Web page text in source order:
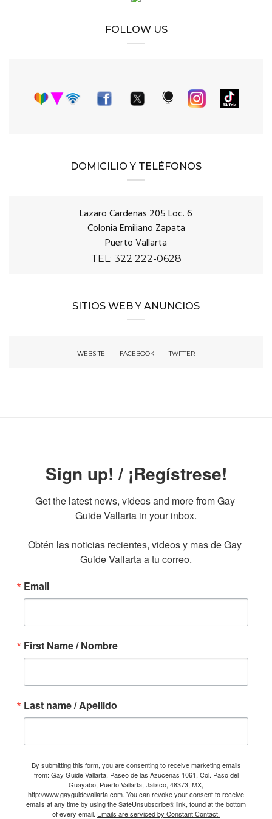
FOLLOW US
DOMICILIO Y TELÉFONOS
Lazaro Cardenas 205 Loc. 6
Colonia Emiliano Zapata
Puerto Vallarta
TEL: 322 222-0628
SITIOS WEB Y ANUNCIOS
WEBSITE FACEBOOK TWITTER
Sign up! / ¡Regístrese!
Get the latest news, videos and more from Gay
Guide Vallarta in your inbox.
Obtén las noticias recientes, videos y mas de Gay
Guide Vallarta a tu correo.
Email
First Name / Nombre
Last name / Apellido
By submitting this form, you are consenting to receive marketing emails
from: Gay Guide Vallarta, Paseo de las Azucenas 1061, Col. Paso del
Guayabo, Puerto Vallarta, Jalisco, 48373, MX,
http://www.gayguidevallarta.com. You can revoke your consent to receive
emails at any time by using the SafeUnsubscribe® link, found at the bottom
of every email. Emails are serviced by Constant Contact.